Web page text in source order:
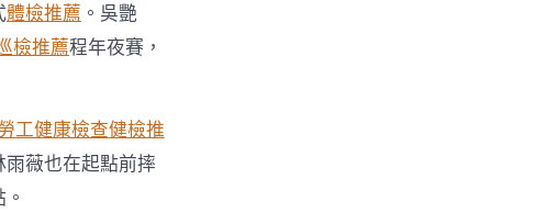
體檢推薦 。吳艷
檢推薦程年夜賽，
工健康檢查健檢推
雨薇也在起點前摔